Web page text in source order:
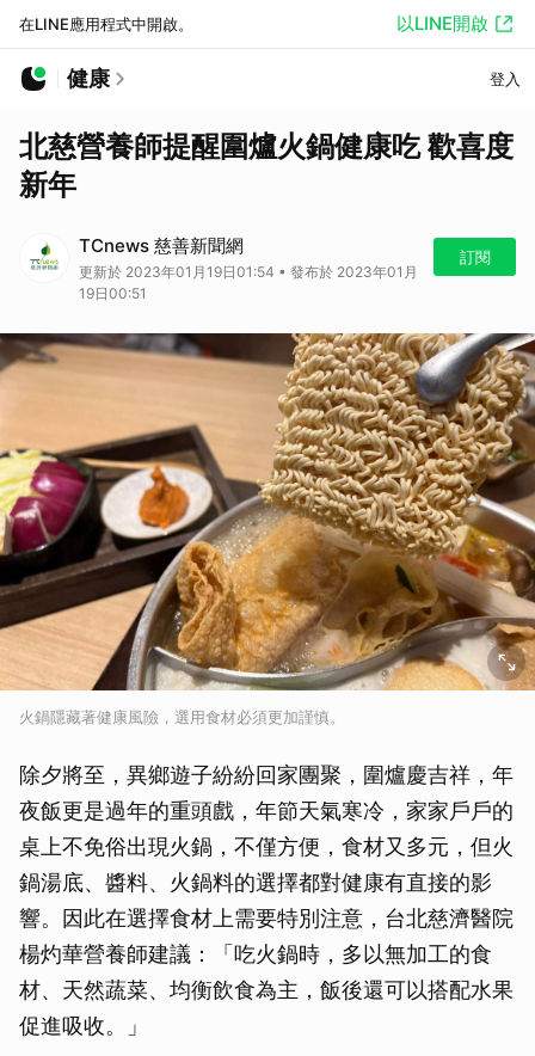
在LINE應用程式中開啟。 以LINE開啟
健康 登入
北慈營養師提醒圍爐火鍋健康吃 歡喜度
新年
TCnews 慈善新聞網
更新於 2023年01月19日01:54 • 發布於 2023年01月
19日00:51
訂閱
火鍋隱藏著健康風險，選用食材必須更加謹慎。
除夕將至，異鄉遊子紛紛回家團聚，圍爐慶吉祥，年
夜飯更是過年的重頭戲，年節天氣寒冷，家家戶戶的
桌上不免俗出現火鍋，不僅方便，食材又多元，但火
鍋湯底、醬料、火鍋料的選擇都對健康有直接的影
響。因此在選擇食材上需要特別注意，台北慈濟醫院
楊灼華營養師建議：「吃火鍋時，多以無加工的食
材、天然蔬菜、均衡飲食為主，飯後還可以搭配水果
促進吸收。」